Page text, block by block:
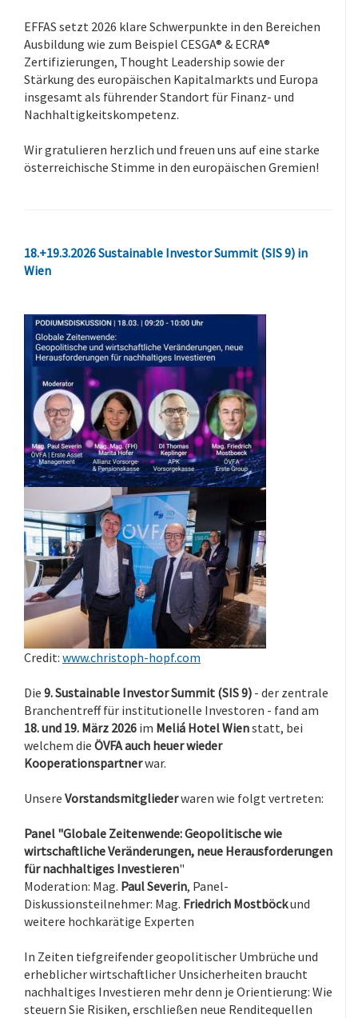
EFFAS setzt 2026 klare Schwerpunkte in den Bereichen
Ausbildung wie zum Beispiel CESGA® & ECRA®
Zertifizierungen, Thought Leadership sowie der
Stärkung des europäischen Kapitalmarkts und Europa
insgesamt als führender Standort für Finanz- und
Nachhaltigkeitskompetenz.
Wir gratulieren herzlich und freuen uns auf eine starke
österreichische Stimme in den europäischen Gremien!
18.+19.3.2026 Sustainable Investor Summit (SIS 9) in
Wien
Credit: www.christoph-hopf.com
Die 9. Sustainable Investor Summit (SIS 9) - der zentrale
Branchentreff für institutionelle Investoren - fand am
18. und 19. März 2026 im Meliá Hotel Wienstatt, bei
welchem die ÖVFA auch heuer wieder
Kooperationspartnerwar.
Unsere Vorstandsmitgliederwaren wie folgt vertreten:
Panel "Globale Zeitenwende: Geopolitische wie
wirtschaftliche Veränderungen, neue Herausforderungen
für nachhaltiges Investieren"
Moderation: Mag. Paul Severin, Panel-
Diskussionsteilnehmer: Mag. Friedrich Mostböckund
weitere hochkarätige Experten
In Zeiten tiefgreifender geopolitischer Umbrüche und
erheblicher wirtschaftlicher Unsicherheiten braucht
nachhaltiges Investieren mehr denn je Orientierung: Wie
steuern Sie Risiken, erschließen neue Renditequellen